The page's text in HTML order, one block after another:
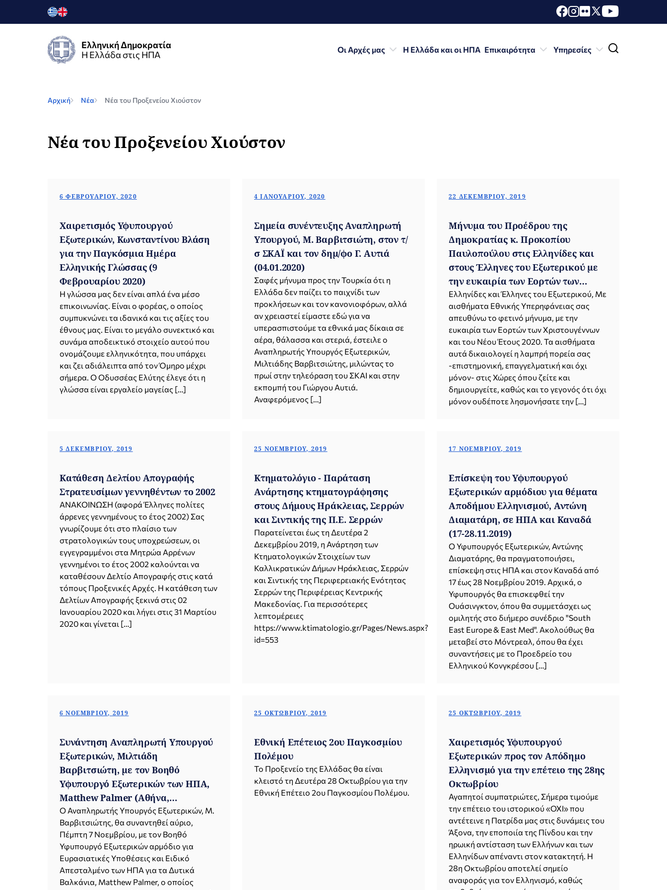
Ελληνική Δημοκρατία
Η Ελλάδα στις ΗΠΑ
Οι Αρχές μας Η Ελλάδα και οι ΗΠΑ Επικαιρότητα Υπηρεσίες
Αρχική Νέα Νέα του Προξενείου Χιούστον
Νέα του Προξενείου Χιούστον
6 ΦΕΒΡΟΥΑΡΊΟΥ, 2020
Χαιρετισμός Υφυπουργού
Εξωτερικών, Κωνσταντίνου Βλάση
για την Παγκόσμια Ημέρα
Ελληνικής Γλώσσας (9
Φεβρουαρίου 2020)
Η γλώσσα μας δεν είναι απλά ένα μέσο
επικοινωνίας. Είναι ο φορέας, ο οποίος
συμπυκνώνει τα ιδανικά και τις αξίες του
έθνους μας. Είναι το μεγάλο συνεκτικό και
συνάμα αποδεικτικό στοιχείο αυτού που
ονομάζουμε ελληνικότητα, που υπάρχει
και ζει αδιάλειπτα από τον Όμηρο μέχρι
σήμερα. Ο Οδυσσέας Ελύτης έλεγε ότι η
γλώσσα είναι εργαλείο μαγείας […]
4 ΙΑΝΟΥΑΡΊΟΥ, 2020
Σημεία συνέντευξης Αναπληρωτή
Υπουργού, Μ. Βαρβιτσιώτη, στον τ/
σ ΣΚΑΪ και τον δημ/φο Γ. Αυτιά
(04.01.2020)
Σαφές μήνυμα προς την Τουρκία ότι η
Ελλάδα δεν παίζει το παιχνίδι των
προκλήσεων και τον κανονιοφόρων, αλλά
αν χρειαστεί είμαστε εδώ για να
υπερασπιστούμε τα εθνικά μας δίκαια σε
αέρα, θάλασσα και στεριά, έστειλε ο
Αναπληρωτής Υπουργός Εξωτερικών,
Μιλτιάδης Βαρβιτσιώτης, μιλώντας το
πρωί στην τηλεόραση του ΣΚΑΙ και στην
εκπομπή του Γιώργου Αυτιά.
Αναφερόμενος […]
22 ΔΕΚΕΜΒΡΊΟΥ, 2019
Μήνυμα του Προέδρου της
Δημοκρατίας κ. Προκοπίου
Παυλοπούλου στις Ελληνίδες και
στους Έλληνες του Εξωτερικού με
την ευκαιρία των Εορτών των
Χριστουγέννων και του Νέου Έτους
2020
Ελληνίδες και Έλληνες του Εξωτερικού, Με
αισθήματα Εθνικής Υπερηφάνειας σας
απευθύνω το φετινό μήνυμα, με την
ευκαιρία των Εορτών των Χριστουγέννων
και του Νέου Έτους 2020. Τα αισθήματα
αυτά δικαιολογεί η λαμπρή πορεία σας
-επιστημονική, επαγγελματική και όχι
μόνον- στις Χώρες όπου ζείτε και
δημιουργείτε, καθώς και το γεγονός ότι όχι
μόνον ουδέποτε λησμονήσατε την […]
5 ΔΕΚΕΜΒΡΊΟΥ, 2019
Κατάθεση Δελτίου Απογραφής
Στρατευσίμων γεννηθέντων το 2002
ΑΝΑΚΟΙΝΩΣΗ (αφορά Έλληνες πολίτες
άρρενες γεννημένους το έτος 2002) Σας
γνωρίζουμε ότι στο πλαίσιο των
στρατολογικών τους υποχρεώσεων, οι
εγγεγραμμένοι στα Μητρώα Αρρένων
γεννημένοι το έτος 2002 καλούνται να
καταθέσουν Δελτίο Απογραφής στις κατά
τόπους Προξενικές Αρχές. Η κατάθεση των
Δελτίων Απογραφής ξεκινά στις 02
Ιανουαρίου 2020 και λήγει στις 31 Μαρτίου
2020 και γίνεται […]
25 ΝΟΕΜΒΡΊΟΥ, 2019
Κτηματολόγιο - Παράταση
Ανάρτησης κτηματογράφησης
στους Δήμους Ηράκλειας, Σερρών
και Σιντικής της Π.Ε. Σερρών
Παρατείνεται έως τη Δευτέρα 2
Δεκεμβρίου 2019, η Ανάρτηση των
Κτηματολογικών Στοιχείων των
Καλλικρατικών Δήμων Ηράκλειας, Σερρών
και Σιντικής της Περιφερειακής Ενότητας
Σερρών της Περιφέρειας Κεντρικής
Μακεδονίας. Για περισσότερες
λεπτομέρειες
https://www.ktimatologio.gr/Pages/News.aspx?
id=553
17 ΝΟΕΜΒΡΊΟΥ, 2019
Επίσκεψη του Υφυπουργού
Εξωτερικών αρμόδιου για θέματα
Αποδήμου Ελληνισμού, Αντώνη
Διαματάρη, σε ΗΠΑ και Καναδά
(17-28.11.2019)
Ο Υφυπουργός Εξωτερικών, Αντώνης
Διαματάρης, θα πραγματοποιήσει,
επίσκεψη στις ΗΠΑ και στον Καναδά από
17 έως 28 Νοεμβρίου 2019. Αρχικά, ο
Υφυπουργός θα επισκεφθεί την
Ουάσινγκτον, όπου θα συμμετάσχει ως
ομιλητής στο διήμερο συνέδριο "South
East Europe & East Med". Ακολούθως θα
μεταβεί στο Μόντρεαλ, όπου θα έχει
συναντήσεις με το Προεδρείο του
Ελληνικού Κονγκρέσου […]
6 ΝΟΕΜΒΡΊΟΥ, 2019
Συνάντηση Αναπληρωτή Υπουργού
Εξωτερικών, Μιλτιάδη
Βαρβιτσιώτη, με τον Βοηθό
Υφυπουργό Εξωτερικών των ΗΠΑ,
Matthew Palmer (Αθήνα,
07.11.2019)
Ο Αναπληρωτής Υπουργός Εξωτερικών, Μ.
Βαρβιτσιώτης, θα συναντηθεί αύριο,
Πέμπτη 7 Νοεμβρίου, με τον Βοηθό
Υφυπουργό Εξωτερικών αρμόδιο για
Ευρασιατικές Υποθέσεις και Ειδικό
Απεσταλμένο των ΗΠΑ για τα Δυτικά
Βαλκάνια, Matthew Palmer, ο οποίος
25 ΟΚΤΩΒΡΊΟΥ, 2019
Εθνική Επέτειος 2ου Παγκοσμίου
Πολέμου
Το Προξενείο της Ελλάδας θα είναι
κλειστό τη Δευτέρα 28 Οκτωβρίου για την
Εθνική Επέτειο 2ου Παγκοσμίου Πολέμου.
25 ΟΚΤΩΒΡΊΟΥ, 2019
Χαιρετισμός Υφυπουργού
Εξωτερικών προς τον Απόδημο
Ελληνισμό για την επέτειο της 28ης
Οκτωβρίου
Αγαπητοί συμπατριώτες, Σήμερα τιμούμε
την επέτειο του ιστορικού «ΟΧΙ» που
αντέτεινε η Πατρίδα μας στις δυνάμεις του
Άξονα, την εποποιία της Πίνδου και την
ηρωική αντίσταση των Ελλήνων και των
Ελληνίδων απέναντι στον κατακτητή. Η
28η Οκτωβρίου αποτελεί σημείο
αναφοράς για τον Ελληνισμό, καθώς